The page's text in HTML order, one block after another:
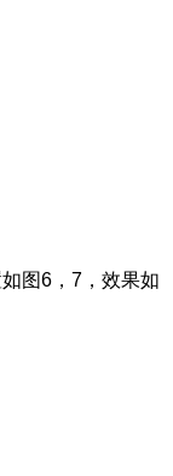
图6，7，效果如